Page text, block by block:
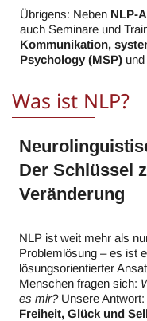
Übrigens: Neben NLP-
auch Seminare und
Kommunikation,
Psychology (MSP)
Was ist NLP?
Der Schlüssel
Veränderung
NLP ist weit mehr als
Problemlösung – es ist
lösungsorientierter
Menschen fragen sich:
es mir?Unsere Antwort:
Freiheit, Glück und